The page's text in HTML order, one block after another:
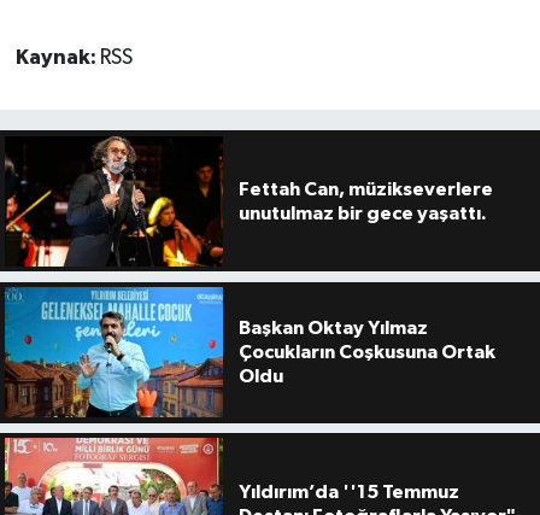
Kaynak: RSS
Fettah Can, müzikseverlere
unutulmaz bir gece yaşattı.
Başkan Oktay Yılmaz
Çocukların Coşkusuna Ortak
Oldu
Yıldırım’da ''15 Temmuz